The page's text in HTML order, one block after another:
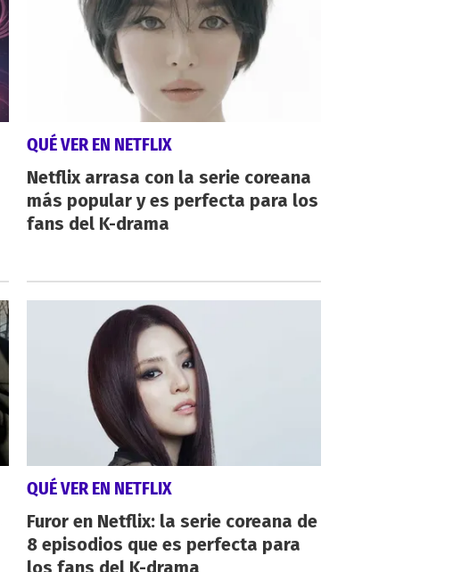
QUÉ VER EN NETFLIX
Netflix arrasa con la serie coreana
más popular y es perfecta para los
fans del K-drama
QUÉ VER EN NETFLIX
Furor en Netflix: la serie coreana de
8 episodios que es perfecta para
los fans del K-drama